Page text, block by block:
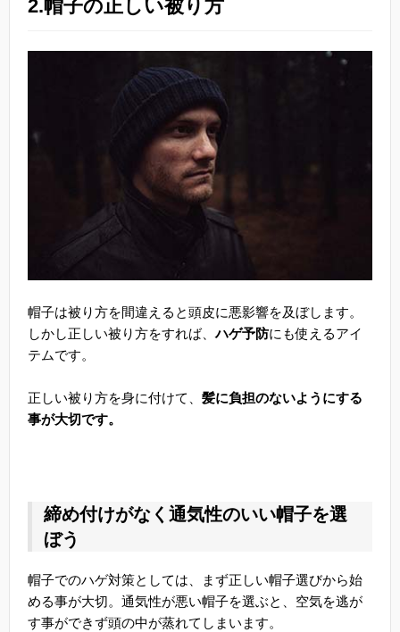
2.帽子の正しい被り方
帽子は被り方を間違えると頭皮に悪影響を及ぼします。
しかし正しい被り方をすれば、ハゲ予防にも使えるアイ
テムです。
正しい被り方を身に付けて、 髪に負担のないようにする
事が大切です。
締め付けがなく通気性のいい帽子を選
ぼう
帽子でのハゲ対策としては、まず正しい帽子選びから始
める事が大切。通気性が悪い帽子を選ぶと、空気を逃が
す事ができず頭の中が蒸れてしまいます。